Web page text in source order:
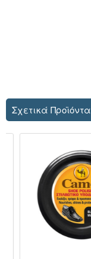
Σχετικά Προϊόντα